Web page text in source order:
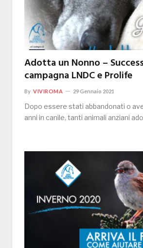
Adotta un Nonno –
campagna LNDC e Prolife
By VIVIROMA 29 Gennaio 2021
Dopo essere stati abbandonati o
anni in canile, tanti animali anziani